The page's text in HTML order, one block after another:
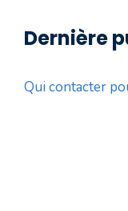
Dernière
Qui contacter